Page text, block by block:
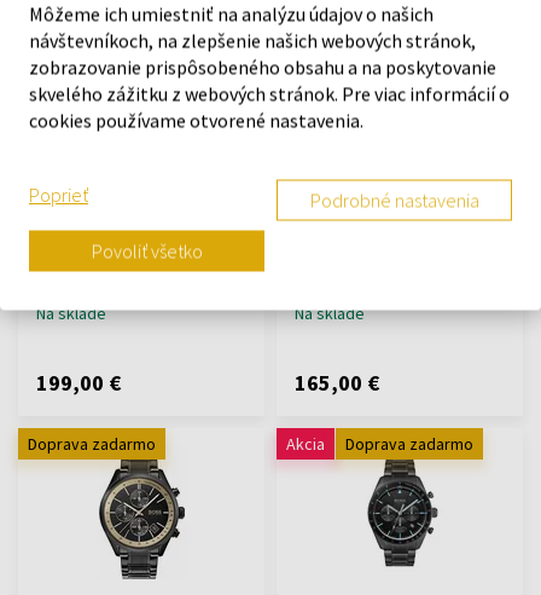
Doprava zadarmo
Hugo Boss 1513824
Globetrotter chrono 46mm
Hodinky - Muži
Na sklade
199,00 €
Doprava zadarmo
Hugo Boss 1513440 -
Hodinky
Na sklade
165,00 €
Doprava zadarmo Akcia Doprava zadarmo
Môžeme ich umiestniť na analýzu údajov o našich
návštevníkoch, na zlepšenie našich webových stránok,
zobrazovanie prispôsobeného obsahu a na poskytovanie
skvelého zážitku z webových stránok. Pre viac informácií o
cookies používame otvorené nastavenia.
Poprieť Podrobné nastavenia
Povoliť všetko